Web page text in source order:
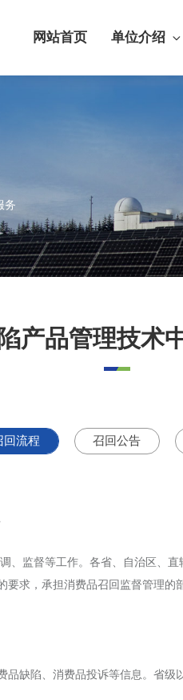
网站首页 单位介绍
务
产品管理技术
回流程 召回公告
、监督等工作。各省、自治区、
的要求，承担消费品召回监督
缺陷、消费品投诉等信息。省